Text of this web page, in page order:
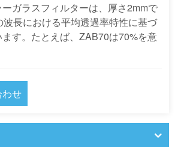
ガラスフィルターは、厚さ2mmで
長における平均透過率特性に基づ
す。たとえば、ZAB70は70%を意
せ